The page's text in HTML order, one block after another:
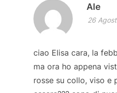
Ale
26
ciao Elisa cara, la
ma ora ho appena
rosse su collo, viso e